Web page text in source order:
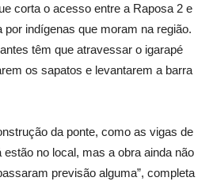
corta o acesso entre a Raposa 2 e
por indígenas que moram na região.
têm que atravessar o igarapé
os sapatos e levantarem a barra
da ponte, como as vigas de
no local, mas a obra ainda não
previsão alguma”, completa